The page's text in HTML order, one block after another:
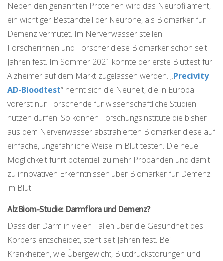
Neben den genannten Proteinen wird das Neurofilament,
ein wichtiger Bestandteil der Neurone, als Biomarker für
Demenz vermutet. Im Nervenwasser stellen
Forscherinnen und Forscher diese Biomarker schon seit
Jahren fest. Im Sommer 2021 konnte der erste Bluttest für
Alzheimer auf dem Markt zugelassen werden. „Precivity
AD-Bloodtest“ nennt sich die Neuheit, die in Europa
vorerst nur Forschende für wissenschaftliche Studien
nutzen dürfen. So können Forschungsinstitute die bisher
aus dem Nervenwasser abstrahierten Biomarker diese auf
einfache, ungefährliche Weise im Blut testen. Die neue
Möglichkeit führt potentiell zu mehr Probanden und damit
zu innovativen Erkenntnissen über Biomarker für Demenz
im Blut.
AlzBiom-Studie: Darmflora und Demenz?
Dass der Darm in vielen Fällen über die Gesundheit des
Körpers entscheidet, steht seit Jahren fest. Bei
Krankheiten, wie Übergewicht, Blutdruckstörungen und